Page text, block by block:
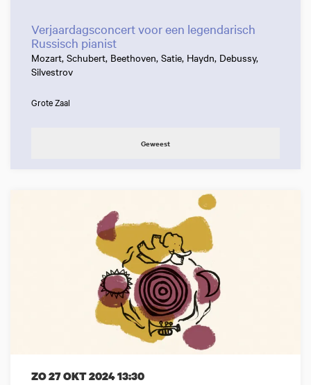
Verjaardagsconcert voor een legendarisch
Russisch pianist
Mozart, Schubert, Beethoven, Satie, Haydn, Debussy,
Silvestrov
Grote Zaal
Geweest
ZO 27 OKT 202413:30